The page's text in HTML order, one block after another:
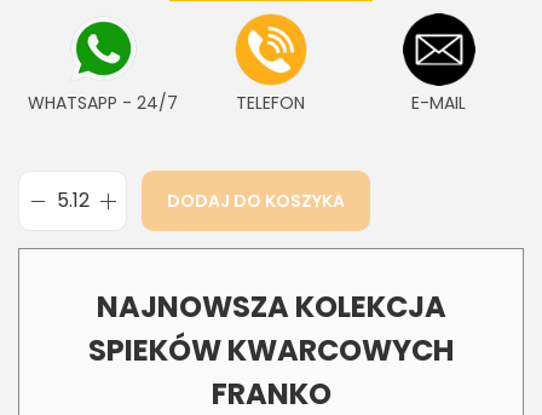
WHATSAPP - 24/7 TELEFON E-MAIL
DODAJ DO KOSZYKA
NAJNOWSZA KOLEKCJA
SPIEKÓW KWARCOWYCH
FRANKO